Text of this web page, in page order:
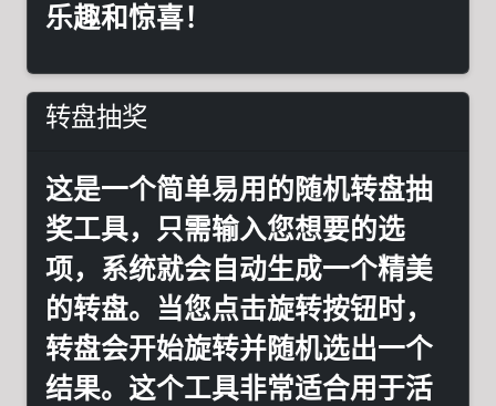
乐趣和惊喜！
转盘抽奖
这是一个简单易用的随机转盘抽
奖工具，只需输入您想要的选
项，系统就会自动生成一个精美
的转盘。当您点击旋转按钮时，
转盘会开始旋转并随机选出一个
结果。这个工具非常适合用于活